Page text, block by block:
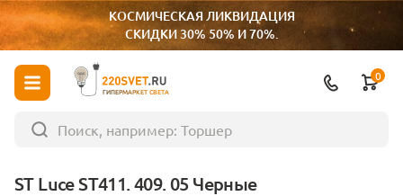
КОСМИЧЕСКАЯ ЛИКВИДАЦИЯ
СКИДКИ 30% 50% И 70%.
ГИПЕРМАРКЕТ СВЕТА
0
ST Luce ST411. 409. 05 Черные